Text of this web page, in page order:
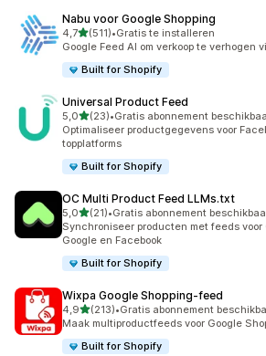
Nabu voor Google Shopping
4,7van 5 sterren
(511)
511 recensies in totaal
•Gratis te installeren
Google Feed AI om verkoop te verhogen
Built for Shopify
Universal Product Feed
5,0van 5 sterren
(23)
23 recensies in totaal
•Gratis abonnement
Optimaliseer productgegevens voor
topplatforms
Built for Shopify
OC Multi Product Feed LLMs.txt
5,0van 5 sterren
(21)
21 recensies in totaal
•Gratis abonnement
Synchroniseer producten met feeds voor
Google en Facebook
Built for Shopify
Wixpa Google Shopping‑feed
4,9van 5 sterren
(213)
213 recensies in totaal
•Gratis abonnement
Maak multiproductfeeds voor Google
Built for Shopify